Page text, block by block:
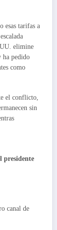
esas tarifas a
elimine
ha pedido
como
el conflicto,
sin
presidente
canal de